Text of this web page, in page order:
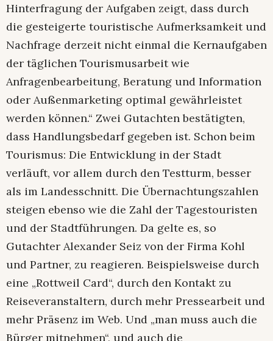
Hinterfragung der Aufgaben zeigt, dass durch
die gesteigerte touristische Aufmerksamkeit und
Nachfrage derzeit nicht einmal die Kernaufgaben
der täglichen Tourismusarbeit wie
Anfragenbearbeitung, Beratung und Information
oder Außenmarketing optimal gewährleistet
werden können.“ Zwei Gutachten bestätigten,
dass Handlungsbedarf gegeben ist. Schon beim
Tourismus: Die Entwicklung in der Stadt
verläuft, vor allem durch den Testturm, besser
als im Landesschnitt. Die Übernachtungszahlen
steigen ebenso wie die Zahl der Tagestouristen
und der Stadtführungen. Da gelte es, so
Gutachter Alexander Seiz von der Firma Kohl
und Partner, zu reagieren. Beispielsweise durch
eine „Rottweil Card“, durch den Kontakt zu
Reiseveranstaltern, durch mehr Pressearbeit und
mehr Präsenz im Web. Und „man muss auch die
Bürger mitnehmen“, und auch die